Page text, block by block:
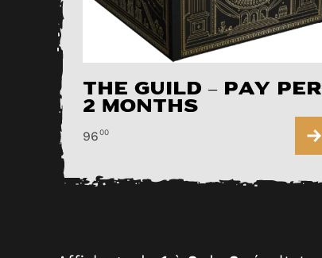
The Guild – pay per
2 months
9600